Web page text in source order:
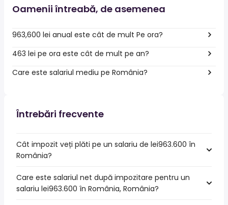
Oamenii întreabă, de asemenea
963,600 lei anual este cât de mult Pe ora?
463 lei pe ora este cât de mult pe an?
Care este salariul mediu pe România?
Întrebări frecvente
Cât impozit veți plăti pe un salariu de lei963.600 în
România?
Care este salariul net după impozitare pentru un
salariu lei963.600 în România, România?